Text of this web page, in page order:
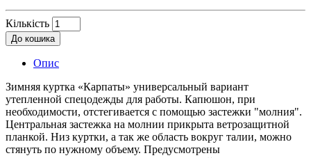
Кількість
До кошика
Опис
Зимняя куртка «Карпаты» универсальный вариант
утепленной спецодежды для работы. Капюшон, при
необходимости, отстегивается с помощью застежки "молния".
Центральная застежка на молнии прикрыта ветрозащитной
планкой. Низ куртки, а так же область вокруг талии, можно
стянуть по нужному объему. Предусмотрены